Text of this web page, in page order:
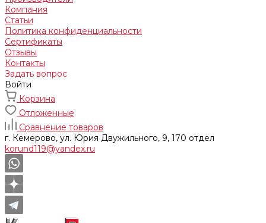
Компания
Статьи
Политика конфиденциальности
Сертификаты
Отзывы
Контакты
Задать вопрос
Войти
Корзина
Отложенные
Сравнение товаров
г. Кемерово, ул. Юрия Двужильного, 9, 170 отдел
korund119@yandex.ru